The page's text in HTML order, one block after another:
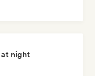
at night